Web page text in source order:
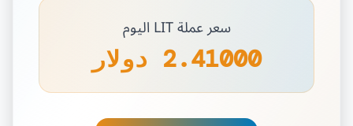
سعر عملة LIT اليوم
2.41000 دولار